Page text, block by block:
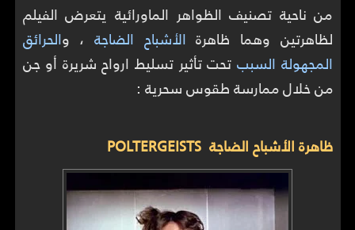
من ناحية تصنيف الظواهر الماورائية يتعرض الفيلم
لظاهرتين وهما ظاهرة الأشباح الضاجة ، والحرائق
المجهولة السبب تحت تأثير تسليط ارواح شريرة أو جن
من خلال ممارسة طقوس سحرية :
ظاهرة الأشباح الضاجة POLTERGEISTS